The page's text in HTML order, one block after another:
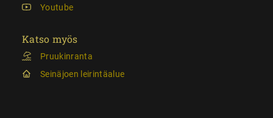
Youtube
Katso myös
Pruukinranta
Seinäjoen leirintäalue